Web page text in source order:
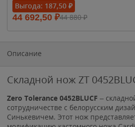
1
1
Выгода: 187,50 ₽
44 692,50 ₽44 880₽
Описание
Складной нож ZT
Zero Tolerance 0452BLUCF –
сотрудничестве с белорусским
Синькевичем. Этот нож